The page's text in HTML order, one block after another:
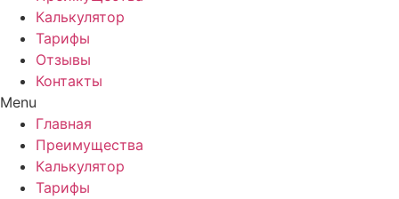
Калькулятор
Тарифы
Отзывы
Контакты
Menu
Главная
Преимущества
Калькулятор
Тарифы